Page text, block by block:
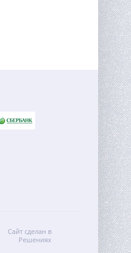
Сайт сделан в
Решениях